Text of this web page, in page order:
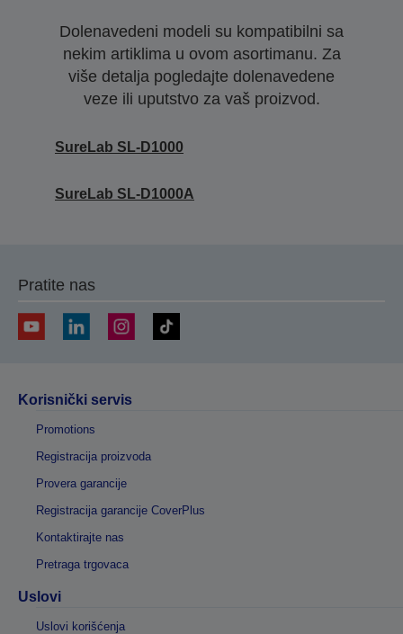
Dolenavedeni modeli su kompatibilni sa
nekim artiklima u ovom asortimanu. Za
više detalja pogledajte dolenavedene
veze ili uputstvo za vaš proizvod.
SureLab SL-D1000
SureLab SL-D1000A
Pratite nas
Korisnički servis
Promotions
Registracija proizvoda
Provera garancije
Registracija garancije CoverPlus
Kontaktirajte nas
Pretraga trgovaca
Uslovi
Uslovi korišćenja